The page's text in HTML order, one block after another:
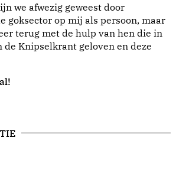
we afwezig geweest door
goksector op mij als persoon, maar
terug met de hulp van hen die in
Knipselkrant geloven en deze